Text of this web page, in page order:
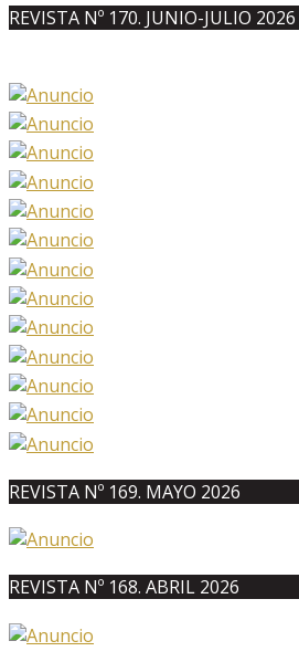
REVISTA Nº 170. JUNIO-JULIO 2026
REVISTA Nº 169. MAYO 2026
REVISTA Nº 168. ABRIL 2026